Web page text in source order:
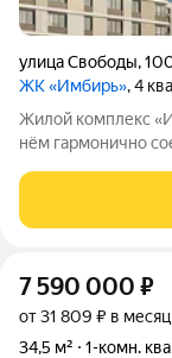
улица Свободы,
ЖК «Имбирь», 4
Жилой комплекс «Имбирь» яркая деталь
нём гармонично
необходимое
доступность,
7 590 000 ₽
от 31 809 ₽ в месяц
34,5 м²
1-комн.